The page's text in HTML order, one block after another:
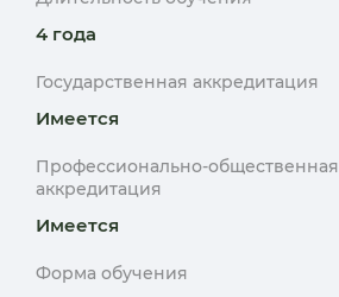
4 года
Государственная аккредитация
Имеется
Профессионально-общественная
аккредитация
Имеется
Форма обучения